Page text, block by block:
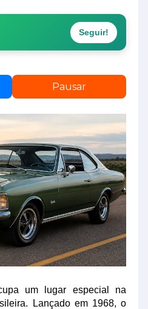
Seguir!
Pausar
um lugar especial na
Lançado em 1968, o